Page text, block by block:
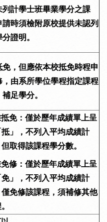
列計學士班畢業學分之課
請時須檢附原校提供未認列
證明。
免，但應依本校抵免時程申
，由系所學位學程指定課程
足學分。
免：僅於歷年成績單上呈
抵」，不列入平均成績計
取得該課程學分數。
修：僅於歷年成績單上呈
免」，不列入平均成績計
僅免修該課程，須補修其他